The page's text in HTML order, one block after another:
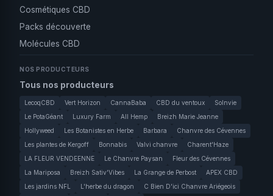
Cosmétiques CBD
Packs découverte
Molécules CBD
NOS PRODUCTEURS
Tous nos producteurs
LecoqCBD Vert Horizon CannaBaba CBD du ventoux
Solnvie
Le PotaGéant
Luxury Farm All Hemp
Breizh Marie Jeanne
Hollyweed
Les Botanistes en Herbe Barbara
Chanvre des Cévennes
Les plantes de Kergoff
Bonnabis Valvi chanvre
Charent'Haze
LA FLEUR VENDEENNE
Le Chanvre Paysan
Fleur des Cévennes
La Mariposa
Breizh Sativ'Vibes La Grange de Perbost
APEX CBD
Les jardins NFL
L'herbe du dragon
C Bien D'ici Chanvre Ariégeois